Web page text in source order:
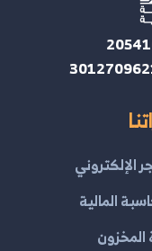
الإلكتروني
المالية
المخزون